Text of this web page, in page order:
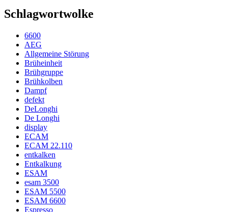
Schlagwortwolke
6600
AEG
Allgemeine Störung
Brüheinheit
Brühgruppe
Brühkolben
Dampf
defekt
DeLonghi
De Longhi
display
ECAM
ECAM 22.110
entkalken
Entkalkung
ESAM
esam 3500
ESAM 5500
ESAM 6600
Espresso